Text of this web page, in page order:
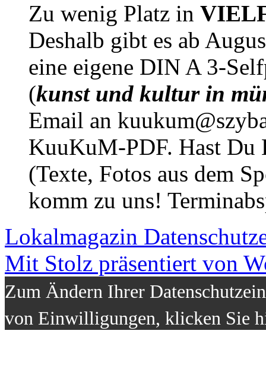
Zu wenig Platz in
Deshalb gibt es ab
eine eigene DIN A 3-
(kunst und kultur in
Email an
KuuKuM-PDF. Hast Du
(Texte, Fotos aus dem
komm zu uns!
Lokalmagazin
Mit Stolz präsentiert von
Zum Ändern Ihrer
von Einwilligungen, klicken Sie